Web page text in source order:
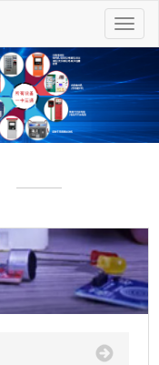
切
换
航